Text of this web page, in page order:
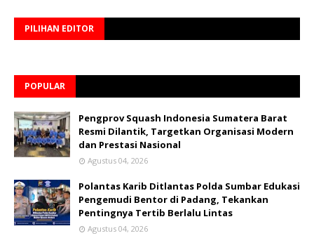
PILIHAN EDITOR
POPULAR
Pengprov Squash Indonesia Sumatera Barat
Resmi Dilantik, Targetkan Organisasi Modern
dan Prestasi Nasional
Agustus 04, 2026
Polantas Karib Ditlantas Polda Sumbar Edukasi
Pengemudi Bentor di Padang, Tekankan
Pentingnya Tertib Berlalu Lintas
Agustus 04, 2026